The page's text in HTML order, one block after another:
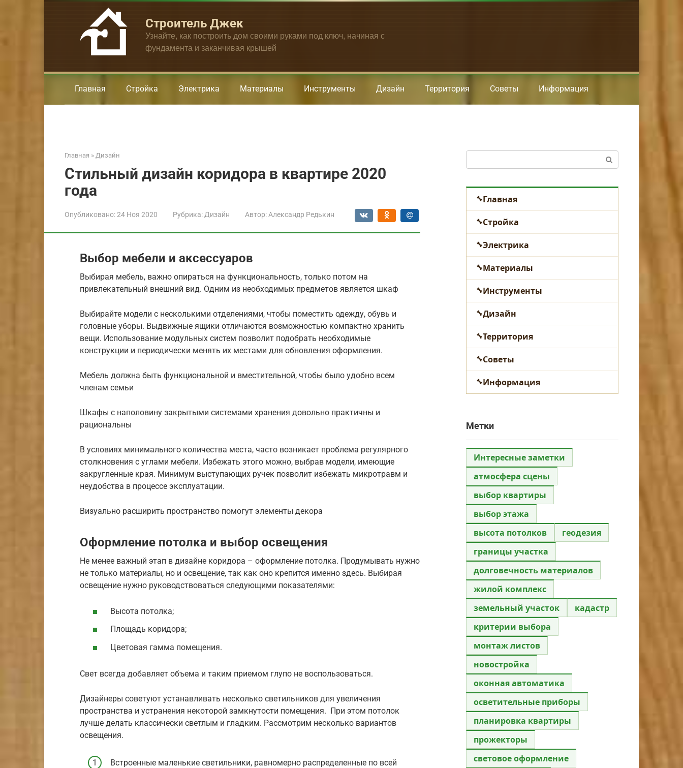
Строитель Джек
Узнайте, как построить дом своими руками под ключ, начиная с
фундамента и заканчивая крышей
Главная Стройка Электрика Материалы Инструменты Дизайн Территория Советы Информация
Главная » Дизайн
Стильный дизайн коридора в квартире 2020
года
Опубликовано:24 Ноя 2020 Рубрика: Дизайн Автор: Александр Редькин
Выбор мебели и аксессуаров
Выбирая мебель, важно опираться на функциональность, только потом на
привлекательный внешний вид. Одним из необходимых предметов является шкаф
Выбирайте модели с несколькими отделениями, чтобы поместить одежду, обувь и
головные уборы. Выдвижные ящики отличаются возможностью компактно хранить
вещи. Использование модульных систем позволит подобрать необходимые
конструкции и периодически менять их местами для обновления оформления.
Мебель должна быть функциональной и вместительной, чтобы было удобно всем
членам семьи
Шкафы с наполовину закрытыми системами хранения довольно практичны и
рациональны
В условиях минимального количества места, часто возникает проблема регулярного
столкновения с углами мебели. Избежать этого можно, выбрав модели, имеющие
закругленные края. Минимум выступающих ручек позволит избежать микротравм и
неудобства в процессе эксплуатации.
Визуально расширить пространство помогут элементы декора
Оформление потолка и выбор освещения
Не менее важный этап в дизайне коридора – оформление потолка. Продумывать нужно
не только материалы, но и освещение, так как оно крепится именно здесь. Выбирая
освещение нужно руководствоваться следующими показателями:
Высота потолка;
Площадь коридора;
Цветовая гамма помещения.
Свет всегда добавляет объема и таким приемом глупо не воспользоваться.
Дизайнеры советуют устанавливать несколько светильников для увеличения
пространства и устранения некоторой замкнутости помещения. При этом потолок
лучше делать классически светлым и гладким. Рассмотрим несколько вариантов
освещения.
Встроенные маленькие светильники, равномерно распределенные по всей
Главная
Стройка
Электрика
Материалы
Инструменты
Дизайн
Территория
Советы
Информация
Метки
Интересные заметки
атмосфера сцены
выбор квартиры
выбор этажа
высота потолков
геодезия
границы участка
долговечность материалов
жилой комплекс
земельный участок
кадастр
критерии выбора
монтаж листов
новостройка
оконная автоматика
осветительные приборы
планировка квартиры
прожекторы
световое оформление